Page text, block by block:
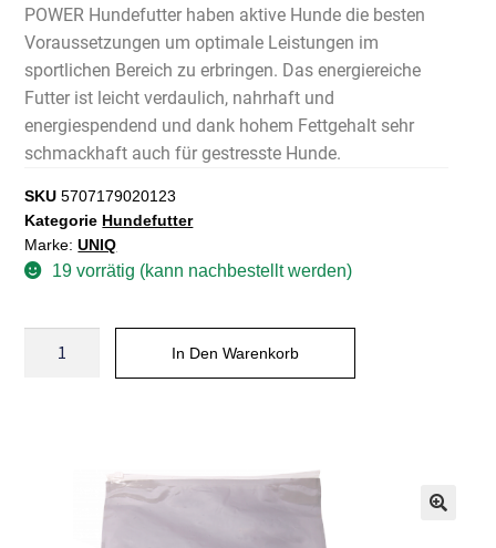
POWER Hundefutter haben aktive Hunde die besten
Voraussetzungen um optimale Leistungen im
sportlichen Bereich zu erbringen. Das energiereiche
Futter ist leicht verdaulich, nahrhaft und
energiespendend und dank hohem Fettgehalt sehr
schmackhaft auch für gestresste Hunde.
SKU5707179020123
Kategorie Hundefutter
Marke:UNIQ
19 vorrätig (kann nachbestellt werden)
In Den Warenkorb